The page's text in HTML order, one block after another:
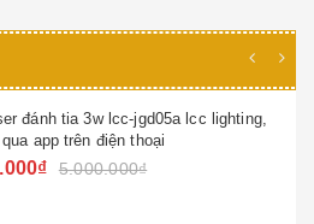
đánh tia 3w lcc-jgd05a lcc lighting,
app trên điện thoại
5.000.000₫